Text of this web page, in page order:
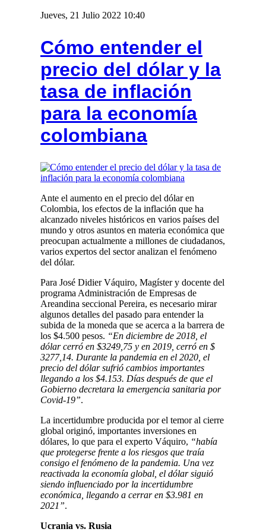
Jueves, 21 Julio 2022 10:40
Cómo entender el
precio del dólar y la
tasa de inflación
para la economía
colombiana
Ante el aumento en el precio del dólar en
Colombia, los efectos de la inflación que ha
alcanzado niveles históricos en varios países del
mundo y otros asuntos en materia económica que
preocupan actualmente a millones de ciudadanos,
varios expertos del sector analizan el fenómeno
del dólar.
Para José Didier Váquiro, Magíster y docente del
programa Administración de Empresas de
Areandina seccional Pereira, es necesario mirar
algunos detalles del pasado para entender la
subida de la moneda que se acerca a la barrera de
los $4.500 pesos. “En diciembre de 2018, el
dólar cerró en $3249,75 y en 2019, cerró en $
3277,14. Durante la pandemia en el 2020, el
precio del dólar sufrió cambios importantes
llegando a los $4.153. Días después de que el
Gobierno decretara la emergencia sanitaria por
Covid-19”.
La incertidumbre producida por el temor al cierre
global originó, importantes inversiones en
dólares, lo que para el experto Váquiro, “había
que protegerse frente a los riesgos que traía
consigo el fenómeno de la pandemia. Una vez
reactivada la economía global, el dólar siguió
siendo influenciado por la incertidumbre
económica, llegando a cerrar en $3.981 en
2021”.
Ucrania vs. Rusia